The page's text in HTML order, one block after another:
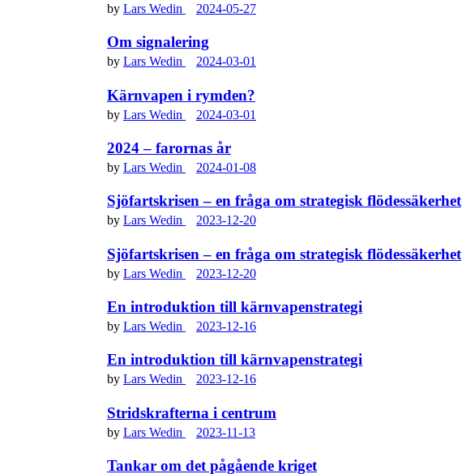
by Lars Wedin 2024-05-27
Om signalering
by Lars Wedin 2024-03-01
Kärnvapen i rymden?
by Lars Wedin 2024-03-01
2024 – farornas år
by Lars Wedin 2024-01-08
Sjöfartskrisen – en fråga om strategisk flödessäkerhet
by Lars Wedin 2023-12-20
Sjöfartskrisen – en fråga om strategisk flödessäkerhet
by Lars Wedin 2023-12-20
En introduktion till kärnvapenstrategi
by Lars Wedin 2023-12-16
En introduktion till kärnvapenstrategi
by Lars Wedin 2023-12-16
Stridskrafterna i centrum
by Lars Wedin 2023-11-13
Tankar om det pågående kriget